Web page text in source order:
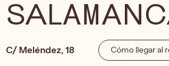
C/ Meléndez, 18 Cómo llegar al